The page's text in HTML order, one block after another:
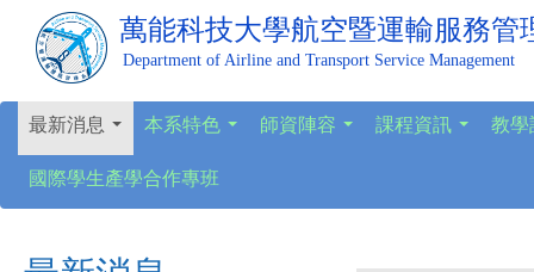
萬能科技大學航空暨運輸服務管
Department of Airline and Transport Service Management
最新消息 本系特色 師資陣容 課程資訊 教學
國際學生產學合作專班